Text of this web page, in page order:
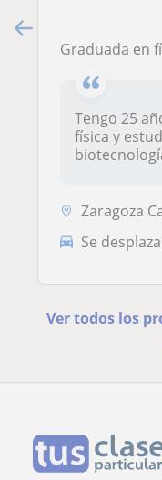
Graduada en física, ofrezco clases
Tengo 25
física y
Zaragoza
Se
Ver todos los